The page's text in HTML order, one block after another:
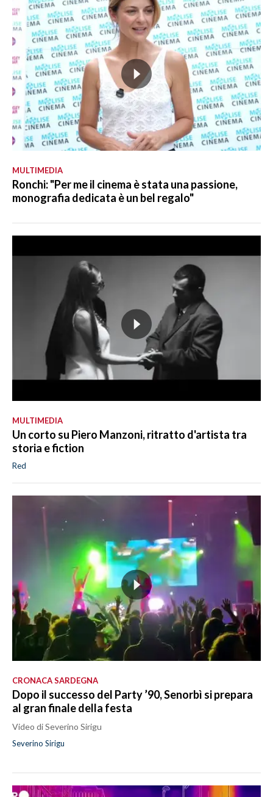
MULTIMEDIA
Ronchi: "Per me il cinema è stata una passione,
monografia dedicata è un bel regalo"
MULTIMEDIA
Un corto su Piero Manzoni, ritratto d'artista tra
storia e fiction
Red
CRONACA SARDEGNA
Dopo il successo del Party ’90, Senorbì si prepara
al gran finale della festa
Video di Severino Sirigu
Severino Sirigu